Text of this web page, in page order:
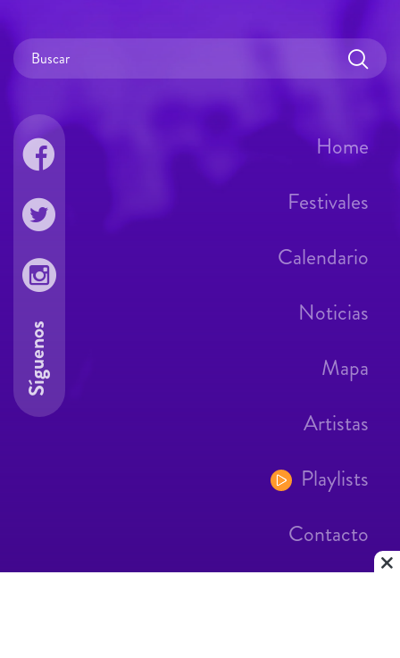
Home
Festivales
Calendario
Noticias
Mapa
Artistas
Playlists
Contacto
Síguenos